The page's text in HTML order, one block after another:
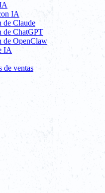
IA
de Claude
de ChatGPT
de OpenClaw
IA
de ventas